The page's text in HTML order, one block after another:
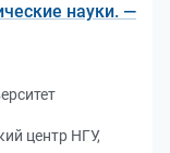
науки. —
центр НГУ,